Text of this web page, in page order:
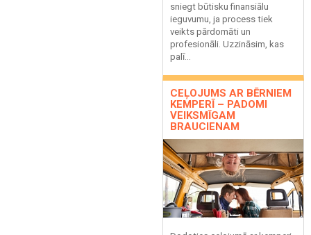
sniegt būtisku finansiālu
ieguvumu, ja process tiek
veikts pārdomāti un
profesionāli. Uzzināsim, kas
palī...
CEĻOJUMS AR BĒRNIEM
KEMPERĪ – PADOMI
VEIKSMĪGAM
BRAUCIENAM